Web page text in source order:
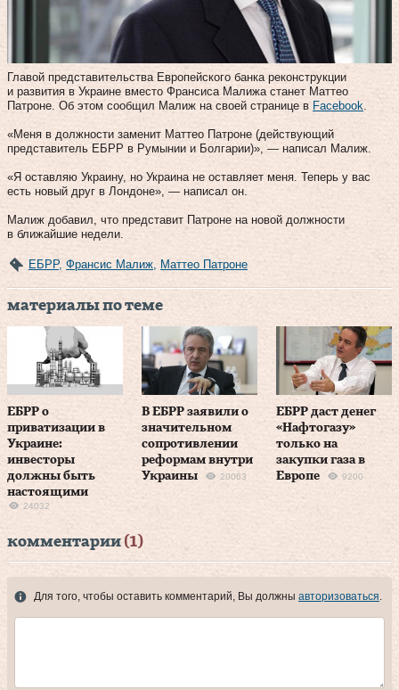
Главой представительства Европейского банка реконструкции
и развития в Украине вместо Франсиса Малижа станет Маттео
Патроне. Об этом сообщил Малиж на своей странице в Facebook
«Меня в должности заменит Маттео Патроне (действующий
представитель ЕБРР в Румынии и Болгарии)», — написал Малиж.
«Я оставляю Украину, но Украина не оставляет меня. Теперь у вас
есть новый друг в Лондоне», — написал он.
Малиж добавил, что представит Патроне на новой должности
в ближайшие недели.
ЕБРР, Франсис Малиж Маттео Патроне
материалы по теме
ЕБРР о
приватизации в
Украине:
инвесторы
должны быть
настоящими
24032
В ЕБРР заявили о
значительном
сопротивлении
реформам внутри
Украины
20063
ЕБРР даст денег
«Нафтогазу»
только на
закупки газа в
Европе
9200
комментарии (1)
Для того, чтобы оставить комментарий, Вы должны авторизоваться.